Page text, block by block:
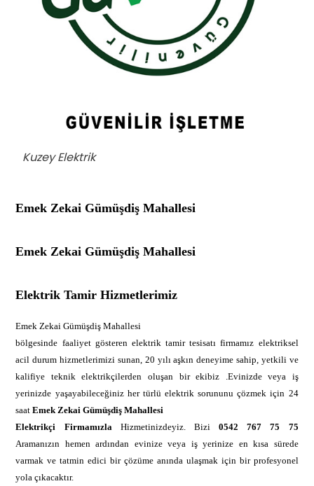
Kuzey Elektrik
Emek Zekai Gümüşdiş Mahallesi
Emek Zekai Gümüşdiş Mahallesi
Elektrik Tamir Hizmetlerimiz
Emek Zekai Gümüşdiş Mahallesi
bölgesinde faaliyet gösteren elektrik tamir tesisatı firmamız elektriksel
acil durum hizmetlerimizi sunan, 20 yılı aşkın deneyime sahip, yetkili ve
kalifiye teknik elektrikçilerden oluşan bir ekibiz .Evinizde veya iş
yerinizde yaşayabileceğiniz her türlü elektrik sorununu çözmek için 24
saatEmek Zekai Gümüşdiş Mahallesi
Elektrikçi Firmamızla Hizmetinizdeyiz. Bizi0542 767 75 75
Aramanızın hemen ardından evinize veya iş yerinize en kısa sürede
varmak ve tatmin edici bir çözüme anında ulaşmak için bir profesyonel
yola çıkacaktır.